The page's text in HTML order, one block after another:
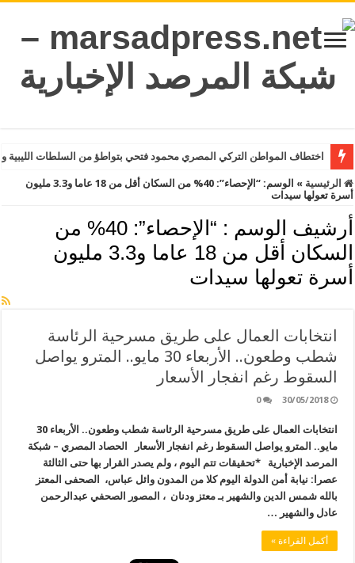
اختطاف المواطن التركي المصري محمود فتحي بتواطؤ من السلطات
الرئيسية » الوسم:
“الإحصاء”: 40% من السكان أقل من 18 عاما و3.3 مليون
أسرة تعولها سيدات
أرشيف الوسم :
“الإحصاء”: 40% من
السكان أقل من 18 عاما و3.3 مليون
أسرة تعولها سيدات
انتخابات العمال على طريق مسرحية الرئاسة
شطب وطعون.. الأربعاء 30 مايو.. المترو يواصل
السقوط رغم انفجار الأسعار
30/05/2018
0
انتخابات العمال على طريق مسرحية الرئاسة شطب وطعون.. الأربعاء 30
مايو.. المترو يواصل السقوط رغم انفجار الأسعار الحصاد المصري – شبكة
المرصد الإخبارية *تحقيقات تتم اليوم ، ولم يصدر القرار بها حتى الثالثة
عصرا: نيابة أمن الدولة اليوم كلا من المدون وائل عباس، الصحفى المعتز
بالله شمس الدين والشهير بـ معتز ودنان ، المصور الصحفي عبدالرحمن
عادل والشهير …
أكمل القراءة »